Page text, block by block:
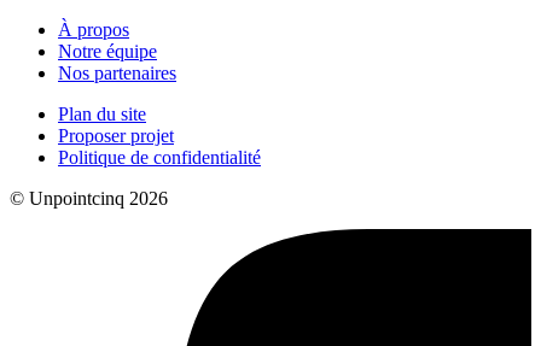
À propos
Notre équipe
Nos partenaires
Plan du site
Proposer projet
Politique de confidentialité
© Unpointcinq 2026